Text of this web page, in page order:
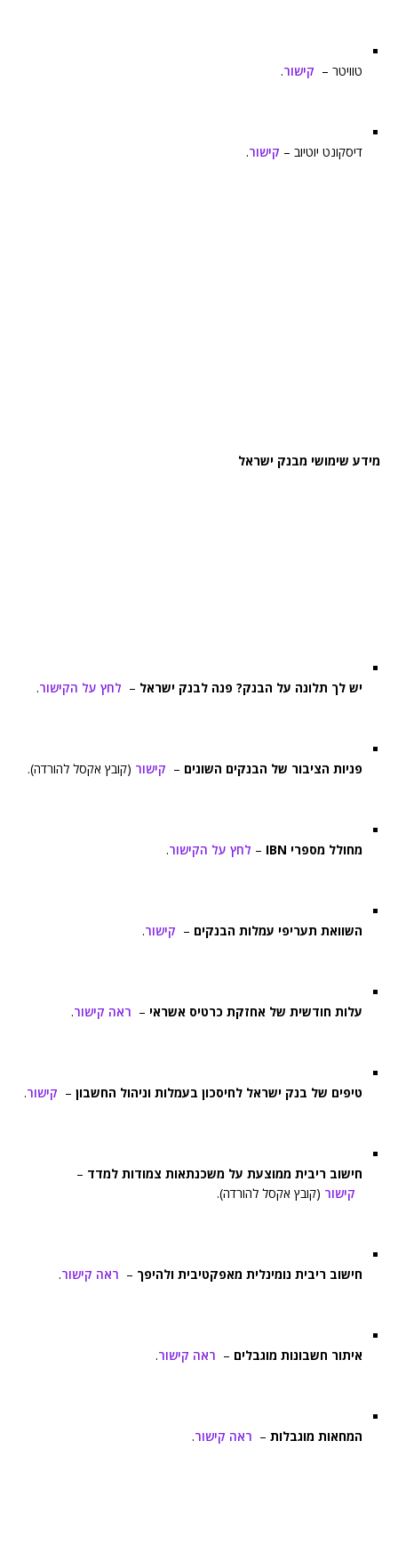
טוויטר – קישור.
דיסקונט יוטיוב – קישור.
מידע שימושי מבנק ישראל
יש לך תלונה על הבנק? פנה לבנק ישראל – לחץ על הקישור.
פניות הציבור של הבנקים השונים – קישור (קובץ אקסל להורדה).
מחולל מספרי IBN – לחץ על הקישור.
השוואת תעריפי עמלות הבנקים – קישור.
עלות חודשית של אחזקת כרטיס אשראי – ראה קישור.
טיפים של בנק ישראל לחיסכון בעמלות וניהול החשבון – קישור.
חישוב ריבית ממוצעת על משכנתאות צמודות למדד –
קישור (קובץ אקסל להורדה).
חישוב ריבית נומינלית מאפקטיבית ולהיפך – ראה קישור.
איתור חשבונות מוגבלים – ראה קישור.
המחאות מוגבלות – ראה קישור.